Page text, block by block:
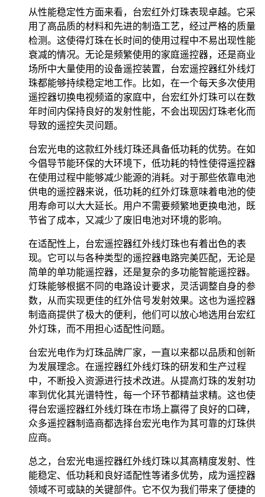
从性能稳定性方面来看，台宏红外灯珠表现卓越。它采
用了高品质的材料和先进的制造工艺，经过严格的质量
检测。这使得灯珠在长时间的使用过程中不易出现性能
衰减的情况。无论是频繁使用的家庭遥控器，还是商业
场所中大量使用的设备遥控装置，台宏遥控器红外线灯
珠都能够持续稳定地工作。比如，在一个每天多次使用
遥控器切换电视频道的家庭中，台宏红外灯珠可以在数
年时间内保持良好的发射性能，不会出现因灯珠老化而
导致的遥控失灵问题。
台宏光电的这款红外线灯珠还具备低功耗的优势。在如
今倡导节能环保的大环境下，低功耗的特性使得遥控器
在使用过程中能够减少能源的消耗。对于那些依靠电池
供电的遥控器来说，低功耗的红外灯珠意味着电池的使
用寿命可以大大延长。用户不需要频繁地更换电池，既
节省了成本，又减少了废旧电池对环境的影响。
在适配性上，台宏遥控器红外线灯珠也有着出色的表
现。它可以与各种类型的遥控器电路完美匹配，无论是
简单的单功能遥控器，还是复杂的多功能智能遥控器。
灯珠能够根据不同的电路设计要求，灵活调整自身的参
数，从而实现更佳的红外信号发射效果。这也为遥控器
制造商提供了极大的便利，他们可以放心地选用台宏红
外灯珠，而不用担心适配性问题。
台宏光电作为灯珠品牌厂家，一直以来都以品质和创新
为发展理念。在遥控器红外线灯珠的研发和生产过程
中，不断投入资源进行技术改进。从提高灯珠的发射功
率到优化其光谱特性，每一个环节都精益求精。这也使
得台宏遥控器红外线灯珠在市场上赢得了良好的口碑，
众多遥控器制造商都选择台宏光电作为其可靠的灯珠供
应商。
总之，台宏光电遥控器红外线灯珠以其高精度发射、性
能稳定、低功耗和良好适配性等诸多优势，成为遥控器
领域不可或缺的关键部件。它不仅为我们带来了便捷的